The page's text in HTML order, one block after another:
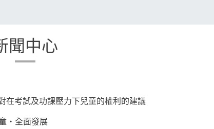
聞中心
在考試及功課壓力下兒童的權利的建議
‧全面發展